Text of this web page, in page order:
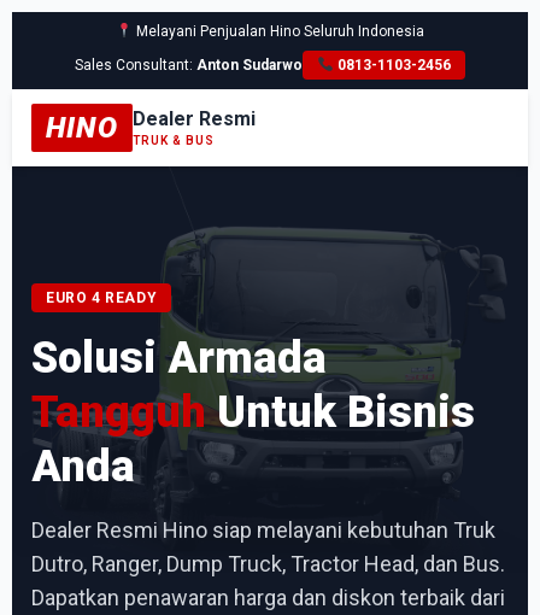
Melayani Penjualan Hino Seluruh Indonesia
Sales Consultant:Anton Sudarwo 0813-1103-2456
HINO Dealer Resmi
TRUK & BUS
EURO 4 READY
Solusi Armada
TangguhUntuk Bisnis
Anda
Dealer Resmi Hino siap melayani kebutuhan Truk
Dutro, Ranger, Dump Truck, Tractor Head, dan Bus.
Dapatkan penawaran harga dan diskon terbaik dari